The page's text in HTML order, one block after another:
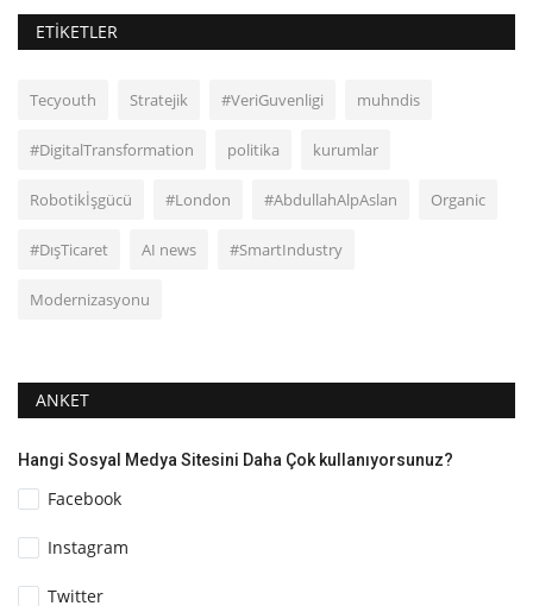
ETIKETLER
Tecyouth Stratejik #VeriGuvenligi muhndis
#DigitalTransformation politika kurumlar
Robotikİşgücü #London #AbdullahAlpAslan Organic
#DışTicaret AI news #SmartIndustry
Modernizasyonu
ANKET
Hangi Sosyal Medya Sitesini Daha Çok kullanıyorsunuz?
Facebook
Instagram
Twitter